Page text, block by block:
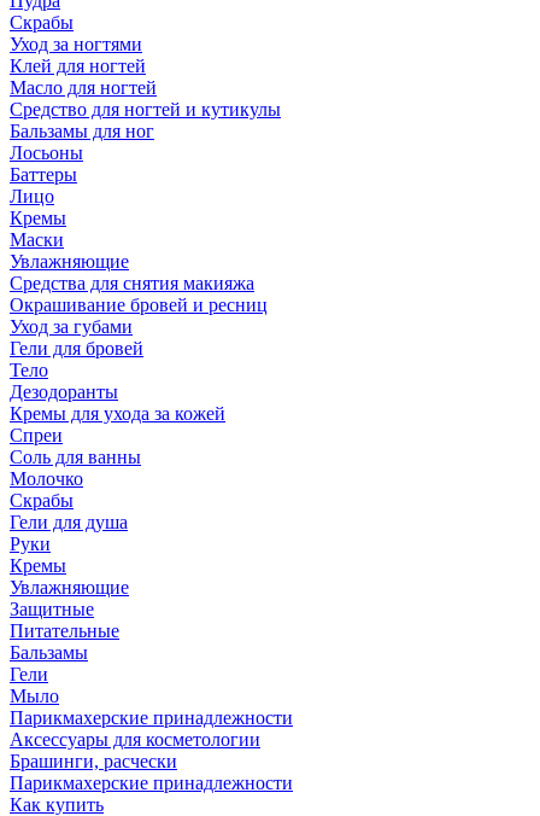
Скрабы
Уход за ногтями
Клей для ногтей
Масло для ногтей
Средство для ногтей и кутикулы
Бальзамы для ног
Лосьоны
Баттеры
Лицо
Кремы
Маски
Увлажняющие
Средства для снятия макияжа
Окрашивание бровей и ресниц
Уход за губами
Гели для бровей
Тело
Дезодоранты
Кремы для ухода за кожей
Спреи
Соль для ванны
Молочко
Скрабы
Гели для душа
Руки
Кремы
Увлажняющие
Защитные
Питательные
Бальзамы
Гели
Мыло
Парикмахерские принадлежности
Аксессуары для косметологии
Брашинги, расчески
Парикмахерские принадлежности
Как купить